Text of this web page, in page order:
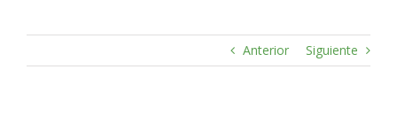
Anterior Siguiente